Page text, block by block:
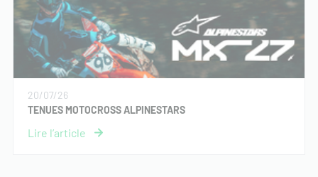
20/07/26
TENUES MOTOCROSS ALPINESTARS